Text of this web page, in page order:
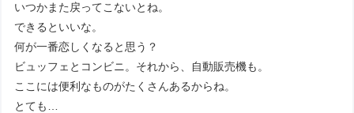
いつかまた戻ってこないとね。
できるといいな。
何が一番恋しくなると思う？
ビュッフェとコンビニ。それから、自動販売機も。
ここには便利なものがたくさんあるからね。
とても…